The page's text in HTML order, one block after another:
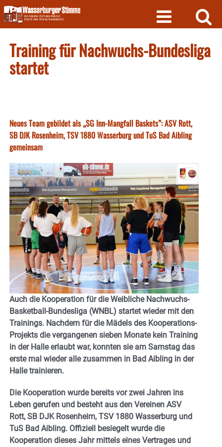
Skip
to
content
Training für Nachwuchs-Bundesliga
startet
Neues Team gebildet als „SG Inn-Mangfall Baskets”: ASV Rott,
SB DJK Rosenheim, TSV 1880 Wasserburg und TuS Bad Aibling
gemeinsam
Auch die Kooperation für die Weibliche Nachwuchs-
Basketball-Bundesliga (WNBL) startet wieder mit den
Trainings. Nachdem für die Mädels des Kooperations-
Projekts die vergangenen sieben Monate kein Training
in der Halle erlaubt war, konnten sie am Samstag das
erste mal wieder alle zusammen in Bad Aibling in der
Halle trainieren.
Die Kooperation wurde bereits vor zwei Jahren ins
Leben gerufen und besteht aus den Vereinen ASV
Rott, SB DJK Rosenheim, TSV 1880 Wasserburg und
TuS Bad Aibling. Offiziell besiegelt wurde die
Kooperation dieses Jahr mittels eines Vertrages und